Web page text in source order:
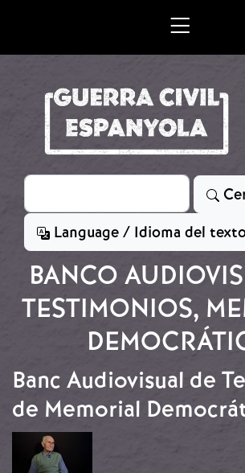
Cerca
Language / Idioma del
BANCO
TESTIMONIOS,
Banc Audiovisual de
de Memorial
Imatge